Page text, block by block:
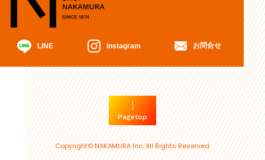
LINE Instagram お問合せ
Pagetop
Copyright© NAKAMURA Inc. All Rights Reserved.